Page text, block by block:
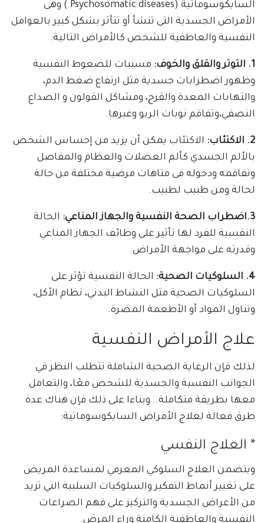
السايكوسوماتية (Psychosomatic diseases ) وهى
الأمراض الجسدية التى تنشأ أو تتأثر بشكل كبير بالعوامل
النفسية والعاطفية للشخص كالأمراض التالية:
1. التوتر والقلق والخوف:
مسببات للضغوط النفسية
وظهور اضطرابات جسدية مثل ارتفاع ضغط الدم،
والتهابات المعدة والقرح، ومشاكل القولون و الصداع
النصفي،وتفاقم نوبات الربو وغيرها.
2. الاكتئاب:
الاكتئاب يمكن أن يزيد من إحساس الشخص
بالألم الجسدي كألم العضلات والعظام والمفاصل
وتفاقمه ودخوله فى متاهات مرضية مختلفة من حالة
لحالة ومن طبيب لطبيب.
3.اضطراب الصحة النفسية والجهاز المناعي:
الحالة
النفسية للفرد لها تأثير على وظائف الجهاز المناعي
وقدرته على مواجهة الأمراض.
4. السلوكيات الصحية:
الحالة النفسية تؤثر على
السلوكيات الصحية مثل النشاط البدني، نظام الأكل،
وتناول المواد أو الأطعمة المضرة.
علاج الأمراض النفسية
لذلك فإن الرعاية الصحية الشاملة تتطلب النظر في
الجوانب النفسية والجسدية للشخص معًا، والتعامل
معها بطريقة متكاملة.. وبناءا على ذلك فإن هناك عدة
طرق فعالة لعلاج الأمراض السايكوسوماتية:
* العلاج النفسي
ويتضمن العلاج السلوكي المعرفي لمساعدة المريض
على تغيير أنماط التفكير والسلوكيات السلبية التي تزيد
من الأعراض الجسدية والتركيز على فهم الصراعات
النفسية والعاطفية الكامنة وراء المرض.